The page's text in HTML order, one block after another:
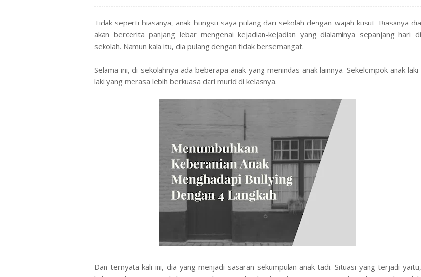
Tidak seperti biasanya, anak bungsu saya pulang dari sekolah dengan wajah kusut. Biasanya dia
akan bercerita panjang lebar mengenai kejadian-kejadian yang dialaminya sepanjang hari di
sekolah. Namun kala itu, dia pulang dengan tidak bersemangat.
Selama ini, di sekolahnya ada beberapa anak yang menindas anak lainnya. Sekelompok anak laki-
laki yang merasa lebih berkuasa dari murid di kelasnya.
Dan ternyata kali ini, dia yang menjadi sasaran sekumpulan anak tadi. Situasi yang terjadi yaitu,